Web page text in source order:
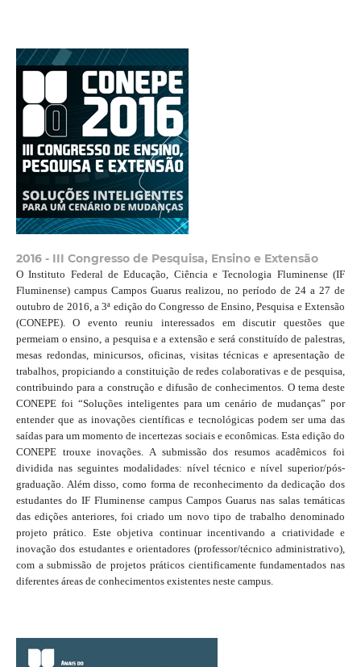
2016 - III Congresso de Pesquisa, Ensino e Extensão
O Instituto Federal de Educação, Ciência e Tecnologia Fluminense (IF
Fluminense) campus Campos Guarus realizou, no período de 24 a 27 de
outubro de 2016, a 3ª edição do Congresso de Ensino, Pesquisa e Extensão
(CONEPE). O evento reuniu interessados em discutir questões que
permeiam o ensino, a pesquisa e a extensão e será constituído de palestras,
mesas redondas, minicursos, oficinas, visitas técnicas e apresentação de
trabalhos, propiciando a constituição de redes colaborativas e de pesquisa,
contribuindo para a construção e difusão de conhecimentos. O tema deste
CONEPE foi “Soluções inteligentes para um cenário de mudanças” por
entender que as inovações científicas e tecnológicas podem ser uma das
saídas para um momento de incertezas sociais e econômicas. Esta edição do
CONEPE trouxe inovações. A submissão dos resumos acadêmicos foi
dividida nas seguintes modalidades: nível técnico e nível superior/pós-
graduação. Além disso, como forma de reconhecimento da dedicação dos
estudantes do IF Fluminense campus Campos Guarus nas salas temáticas
das edições anteriores, foi criado um novo tipo de trabalho denominado
projeto prático. Este objetiva continuar incentivando a criatividade e
inovação dos estudantes e orientadores (professor/técnico administrativo),
com a submissão de projetos práticos cientificamente fundamentados nas
diferentes áreas de conhecimentos existentes neste campus.